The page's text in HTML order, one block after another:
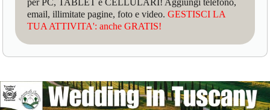
email, illimitate pagine, foto e video.GESTISCI LA
TUA ATTIVITA': anche GRATIS!